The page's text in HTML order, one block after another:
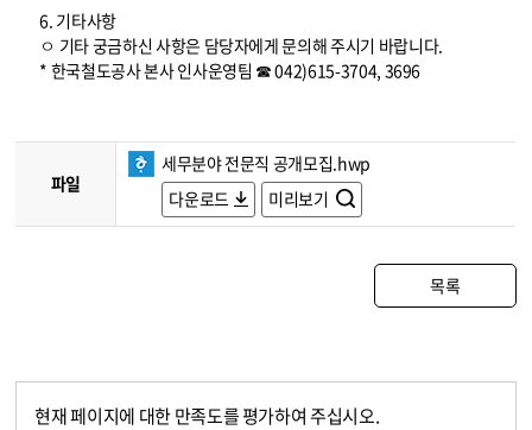
6. 기타사항
ㅇ 기타 궁금하신 사항은 담당자에게 문의해 주시기 바랍니다.
* 한국철도공사 본사 인사운영팀 ☎ 042)615-3704, 3696
파일
세무분야 전문직 공개모집.hwp
다운로드
미리보기
목록
현재 페이지에 대한 만족도를 평가하여 주십시오.